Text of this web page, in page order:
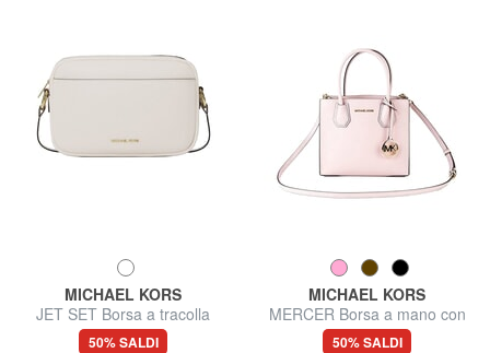
MICHAEL KORS
JET SET Borsa a tracolla
regolabile, in pelle
50% SALDI
MICHAEL KORS
MERCER Borsa a mano con
tracolla, in pelle
50% SALDI